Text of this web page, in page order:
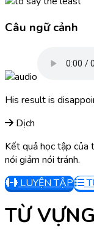
Câu ngữ cảnh
His result is
Dịch
Kết quả học tập của
nói giảm nói tránh.
LUYỆN TẬP
TỪ